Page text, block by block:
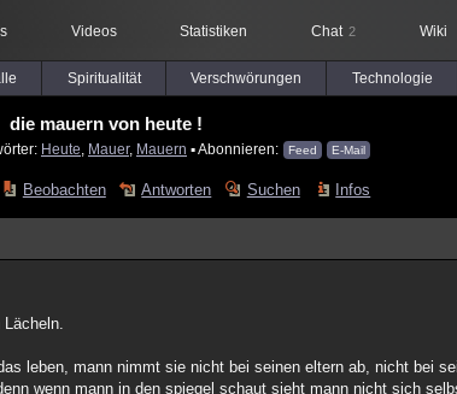
Videos Statistiken Chat 2 Wiki
Spiritualität Verschwörungen Technologie
die mauern von heute !
Heute Mauer, Mauern ▪ Abonnieren: Feed E-Mail
Beobachten Antworten Suchen Infos
leben, mann nimmt sie nicht bei seinen eltern ab, nicht bei
wenn mann in den spiegel schaut sieht mann nicht sich